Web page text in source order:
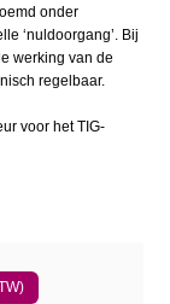
onder
‘nuldoorgang’. Bij
werking van de
regelbaar.
voor het TIG-